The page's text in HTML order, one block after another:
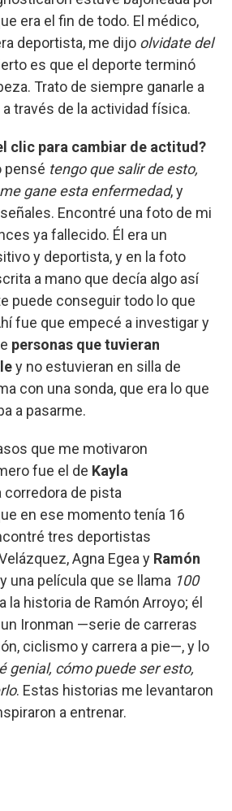
era el fin de todo. El médico,
deportista, me dijo olvidate del
es que el deporte terminó
Trato de siempre ganarle a
través de la actividad física.
clic para cambiar de actitud?
pensé tengo que salir de esto,
gane esta enfermedad, y
Encontré una foto de mi
ya fallecido. Él era un
y deportista, y en la foto
a mano que decía algo así
puede conseguir todo lo que
fue que empecé a investigar y
personas que tuvieran
y no estuvieran en silla de
con una sonda, que era lo que
a pasarme.
que me motivaron
fue el de Kayla
corredora de pista
en ese momento tenía 16
tres deportistas
Agna Egea y Ramón
una película que se llama 100
la historia de Ramón Arroyo; él
Ironman —serie de carreras
ciclismo y carrera a pie—, y lo
genial, cómo puede ser esto,
. Estas historias me levantaron
a entrenar.